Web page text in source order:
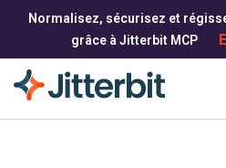
Normalisez, sécurisez et
grâce à Jitterbit MCP